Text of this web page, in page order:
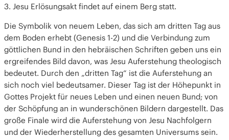
3. Jesu Erlösungsakt findet auf einem Berg statt.
Die Symbolik von neuem Leben, das sich am dritten Tag aus
dem Boden erhebt (Genesis 1-2) und die Verbindung zum
göttlichen Bund in den hebräischen Schriften geben uns ein
ergreifendes Bild davon, was Jesu Auferstehung theologisch
bedeutet. Durch den „dritten Tag“ ist die Auferstehung an
sich noch viel bedeutsamer. Dieser Tag ist der Höhepunkt in
Gottes Projekt für neues Leben und einen neuen Bund; von
der Schöpfung an in wunderschönen Bildern dargestellt. Das
große Finale wird die Auferstehung von Jesu Nachfolgern
und der Wiederherstellung des gesamten Universums sein.